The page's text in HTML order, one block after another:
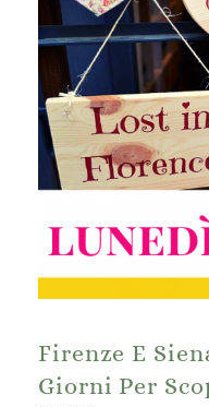
Firenze E
Giorni Per